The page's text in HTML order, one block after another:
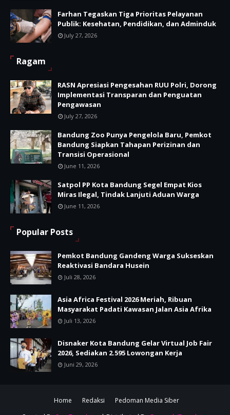
Farhan Tegaskan Tiga Prioritas Pelayanan
Publik: Kesehatan, Pendidikan, dan Adminduk
July 27, 2026
Ragam
RASN Apresiasi Pengesahan RUU Polri, Dorong
Implementasi Transparan dan Penguatan
Pengawasan
July 27, 2026
Bandung Zoo Punya Pengelola Baru, Pemkot
Bandung Siapkan Tahapan Perizinan dan
Transisi Operasional
June 11, 2026
Satpol PP Kota Bandung Segel Empat Kios
Miras Ilegal, Tindak Lanjuti Aduan Warga
June 11, 2026
Popular Posts
Pemkot Bandung Gandeng Warga Sukseskan
Reaktivasi Bandara Husein
Juli 28, 2026
Asia Africa Festival 2026 Meriah, Ribuan
Masyarakat Padati Kawasan Jalan Asia Afrika
Juli 13, 2026
Disnaker Kota Bandung Gelar Virtual Job Fair
2026, Sediakan 2.595 Lowongan Kerja
Juni 29, 2026
Home Redaksi
Pedoman Media Siber